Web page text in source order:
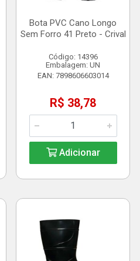
Bota PVC Cano Longo
Sem Forro 41 Preto - Crival
Código: 14396
Embalagem: UN
EAN: 7898606603014
R$ 38,78
Adicionar